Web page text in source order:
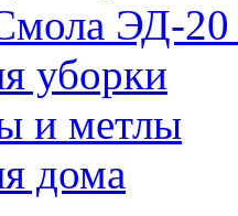
ЭД-20
уборки
и метлы
дома